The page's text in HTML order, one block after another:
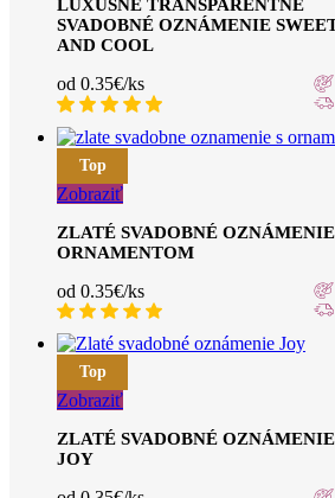
LUXUSNÉ TRANSPARENTNÉ
SVADOBNÉ OZNÁMENIE
AND COOL
od 0.35€/ks
Top
Zobraziť
ZLATÉ SVADOBNÉ
ORNAMENTOM
od 0.35€/ks
Top
Zobraziť
ZLATÉ SVADOBNÉ OZNÁMENIE
JOY